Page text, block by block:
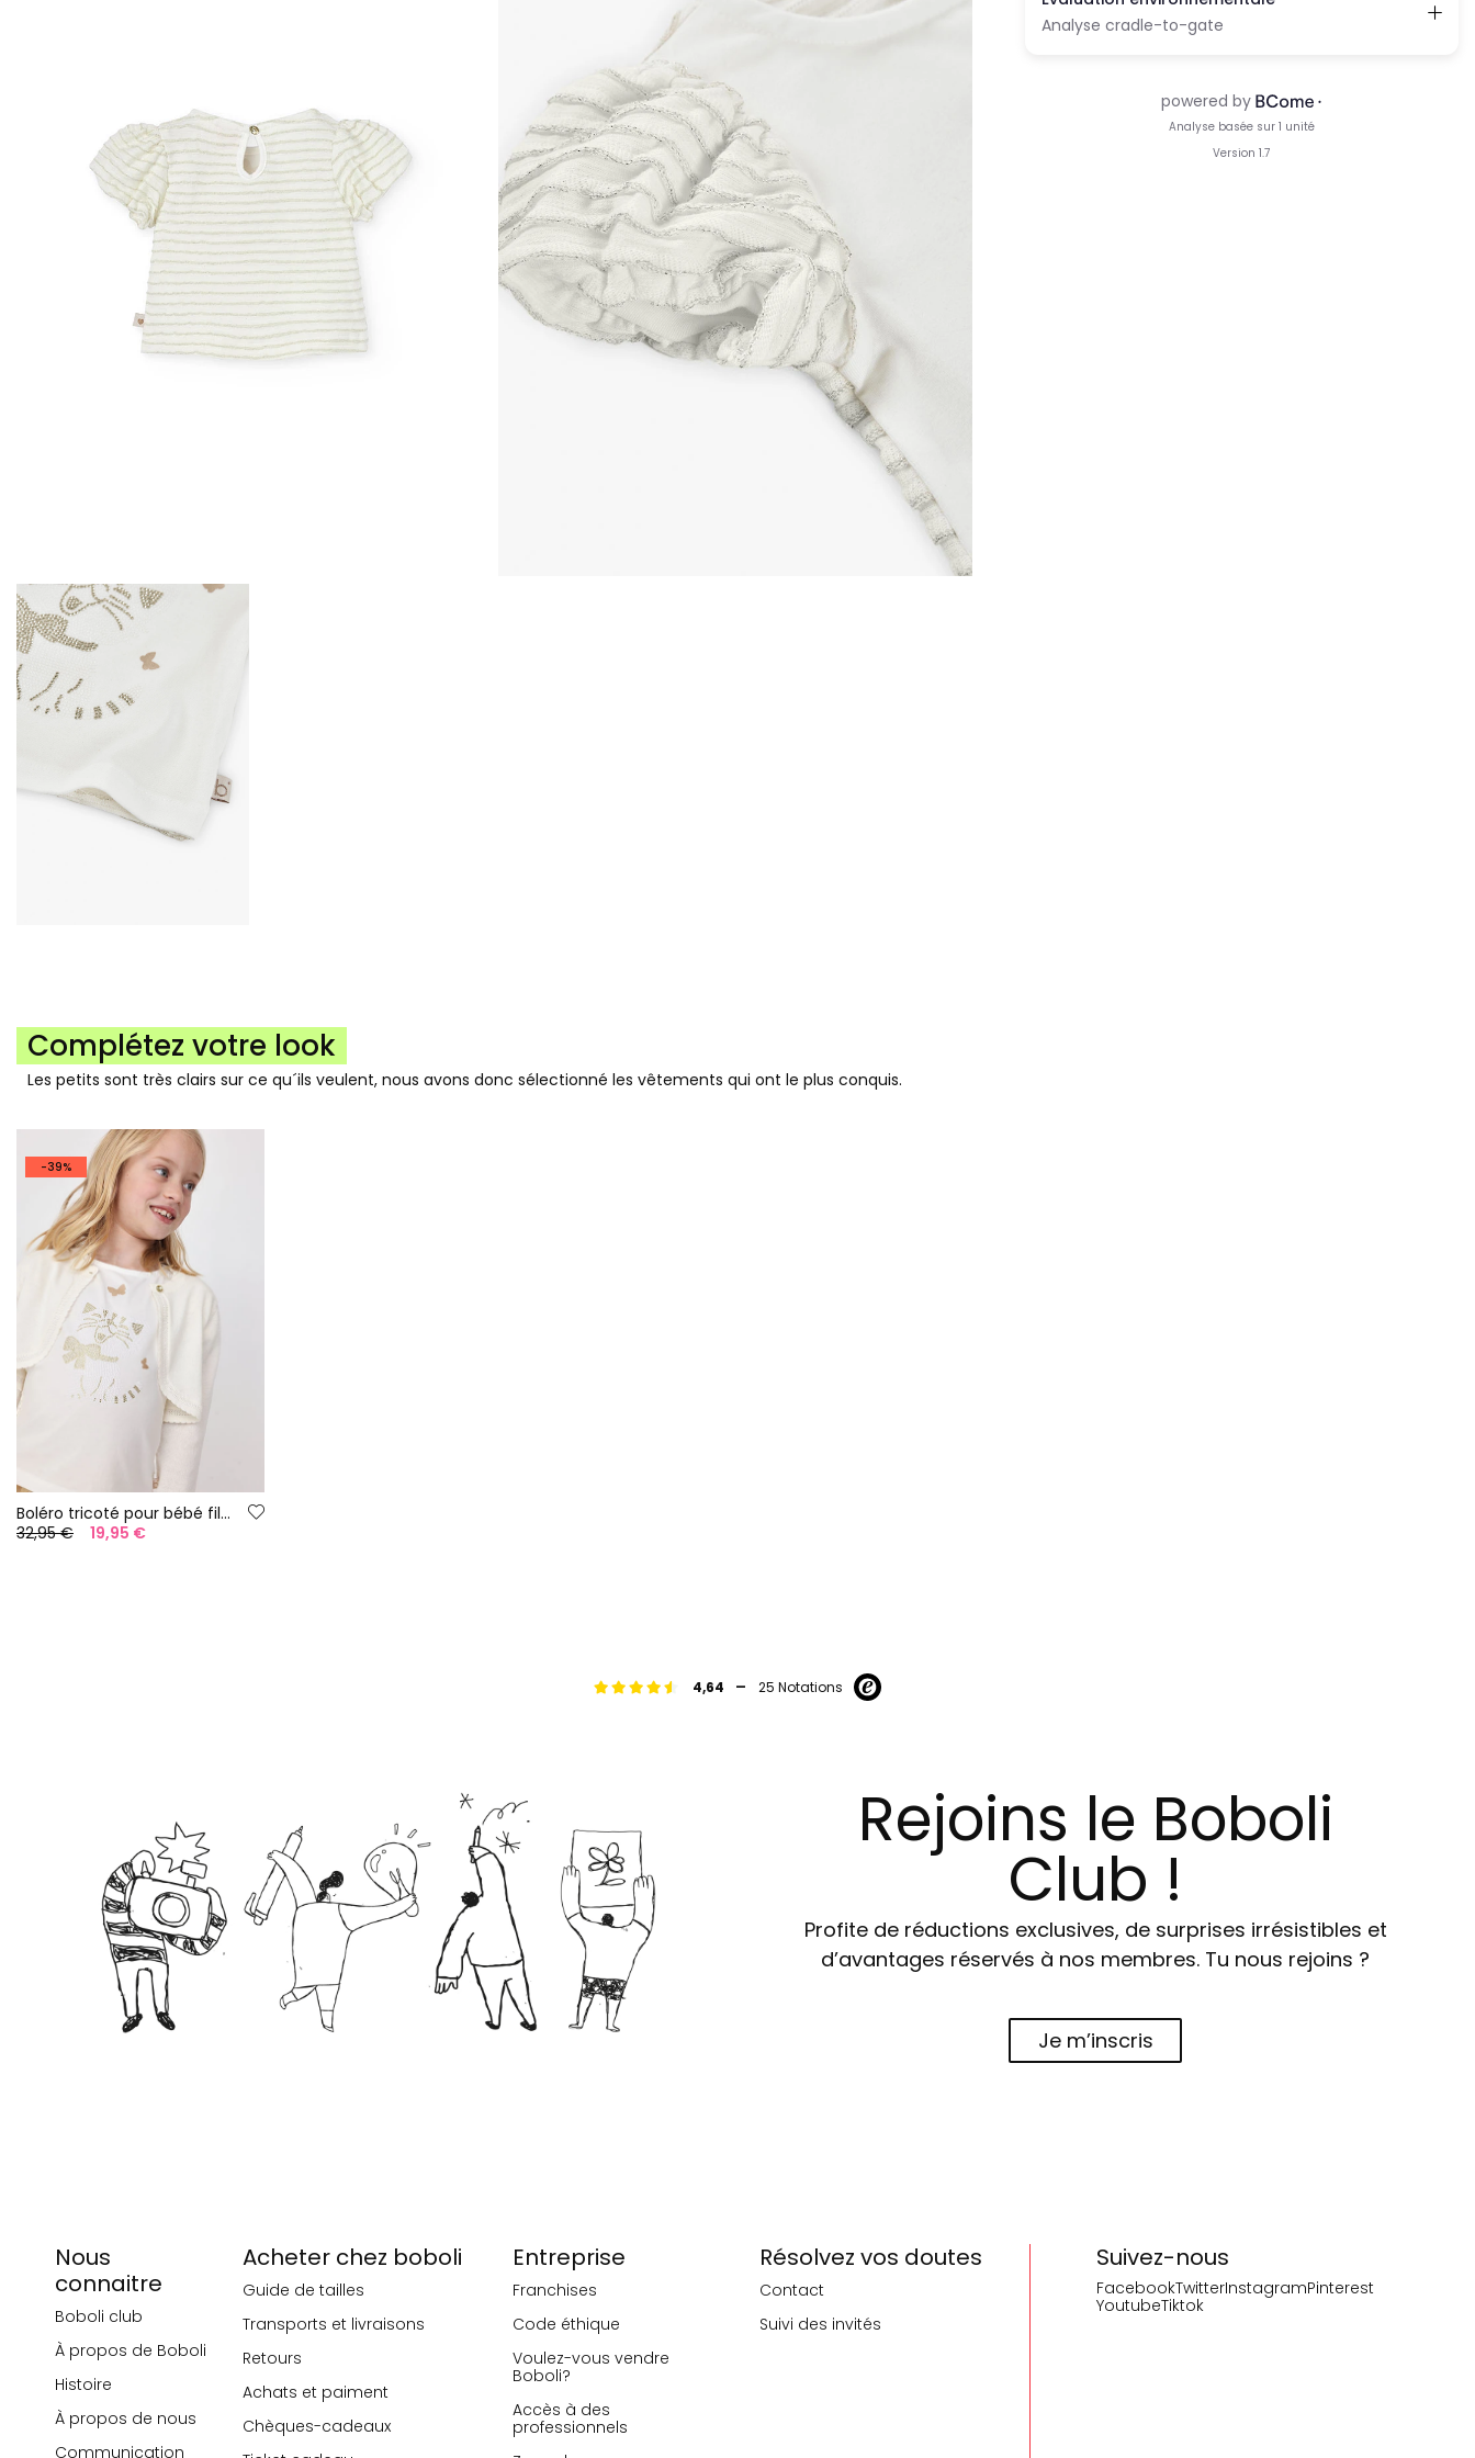
Complétez votre look
Les petits sont très clairs sur ce qu´ils veulent, nous avons donc sélectionné les vêtements qui ont le plus conquis.
-39%
Boléro tricoté pour bébé fille en blanc
32,95 €
19,95 €
4,64 - 25 Notations
Rejoins le Boboli
Club !
Profite de réductions exclusives, de surprises irrésistibles et
d’avantages réservés à nos membres. Tu nous rejoins ?
Je m’inscris
Suivez-nous
FacebookTwitterInstagramPinterest
YoutubeTiktok
Nous
connaitre
Boboli club
À propos de Boboli
Histoire
À propos de nous
Communication
Acheter chez boboli
Guide de tailles
Transports et livraisons
Retours
Achats et paiment
Chèques-cadeaux
Entreprise
Franchises
Code éthique
Voulez-vous vendre
Boboli?
Accès à des
professionnels
Résolvez vos doutes
Contact
Suivi des invités